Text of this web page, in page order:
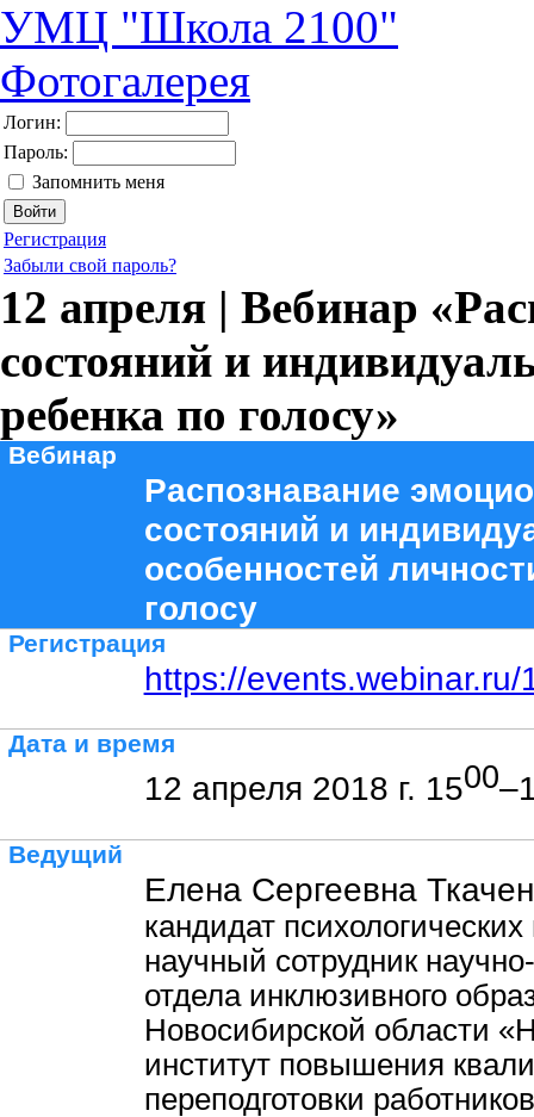
УМЦ "Школа 2100"
Фотогалерея
Логин:
Пароль:
Запомнить меня
Регистрация
Забыли свой пароль?
12 апреля | Вебинар
состояний и
ребенка по голосу»
Вебинар
Распознавание
состояний и
особенностей
голосу
Регистрация
https://
Дата и время
12 апреля 2018 г. 1500
Ведущий
Елена Сергеевна
кандидат
научный сотрудник
отдела инклюзивного
Новосибирской области
институт повышения
переподготовки